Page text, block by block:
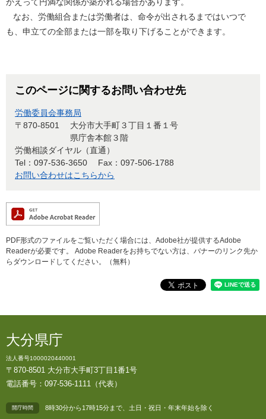
かえって円満な関係が築かれる場合があります。
なお、労働組合または労働者は、命令が出されるまではいつで
も、申立ての全部または一部を取り下げることができます。
このページに関するお問い合わせ先
労働委員会事務局
〒870-8501
大分市大手町３丁目１番１号
県庁舎本館３階
労働相談ダイヤル（直通）
Tel：097-536-3650
Fax：097-506-1788
お問い合わせはこちらから
PDF形式のファイルをご覧いただく場合には、Adobe社が提供するAdobe
Readerが必要です。
Adobe Readerをお持ちでない方は、バナーのリンク先か
らダウンロードしてください。（無料）
大分県庁
法人番号1000020440001
〒870-8501 大分市大手町3丁目1番1号
電話番号：097-536-1111（代表）
開庁時間 8時30分から17時15分まで、土日・祝日・年末年始を除く